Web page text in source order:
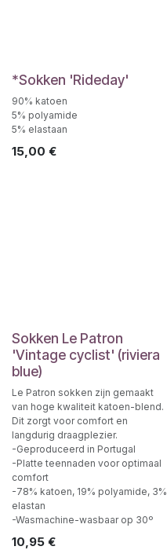
*Sokken 'Rideday'
90% katoen
5% polyamide
5% elastaan
15,00 €
Sokken Le Patron
'Vintage cyclist' (riviera
blue)
Le Patron sokken zijn gemaakt
van hoge kwaliteit katoen-blend.
Dit zorgt voor comfort en
langdurig draagplezier.
-Geproduceerd in Portugal
-Platte teennaden voor optimaal
comfort
-78% katoen, 19% polyamide, 3%
elastan
-Wasmachine-wasbaar op 30º
10,95 €